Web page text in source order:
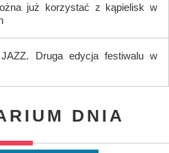
już korzystać z kąpielisk w
Druga edycja festiwalu w
DNIA